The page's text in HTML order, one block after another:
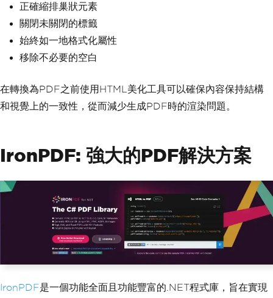
正確縮排巢狀元素
關閉未關閉的標籤
始終如一地格式化屬性
移除不必要的空白
在轉換為PDF之前使用HTML美化工具可以確保內容保持結構
和視覺上的一致性，從而減少生成PDF時的渲染問題。
IronPDF: 強大的PDF解決方案
IronPDF是一個功能全面且功能豐富的.NET程式庫，旨在實現